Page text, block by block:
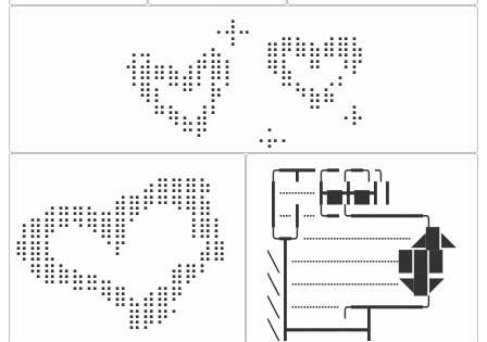
⠀⠀⠀⠀⠀⠀⢀⣰⣀⠀⠀⠀⠀⠀⠀⠀⠀
⢀⣀⠀⠀⠀⢀⣄⠘⠀⠀⣶⡿⣷⣦⣾⣿⣧
⢺⣾⣶⣦⣰⡟⣿⡇⠀⠀⠻⣧⠀⠛⠀⡘⠏
⠈⢿⡆⠉⠛⠁⡷⠁⠀⠀⠀⠉⠳⣦⣮⠁⠀
⠀⠀⠛⢷⣄⣼⠃⠀⠀⠀⠀⠀⠀⠉⠀⠠⡧
⠀⠀⠀⠀⠉⠋⠀⠀⠀⠠⡥⠄⠀⠀⠀⠀⠀
⠀⠀⠀⠀⠀⠀⠀⠀⠀⣠⣶⣶⣶⣦⠀⠀
⠀⠀⣠⣤⣤⣄⣀⣾⣿⠟⠛⠻⢿⣷⠀
⢰⣿⡿⠛⠙⠻⣿⣿⠁⠀⠀⠀⢸⣿⡇
⢿⣿⣇⠀⠀⠀⠈⠏⠀⠀⠀⠀⠀⣼⣿⠀
⠀⠻⣿⣷⣦⣤⣀⠀⠀⠀⠀⣾⡿⠃⠀
⠀⠀⠀⠀⠉⠉⠻⣿⣄⣴⣿⠟⠀⠀⠀
⠀⠀⠀⠀⠀⠀⠀⠀⣿⡿⠟⠁⠀⠀⠀⠀
╭━┳━╭━╭━╮╮
┃┈┈┈┣▅╋▅┫┃
┃┈┃┈╰━╰━━━━━━╮
╰┳╯┈┈┈┈┈┈┈┈┈◢▉◣
╲┃┈┈┈┈┈┈┈┈┈▉▉▉
╲┃┈┈┈┈┈┈┈┈┈◥▉◤
╲┃┈┈┈┈╭━┳━━━━╯
╲┣━━━━━━┫﻿